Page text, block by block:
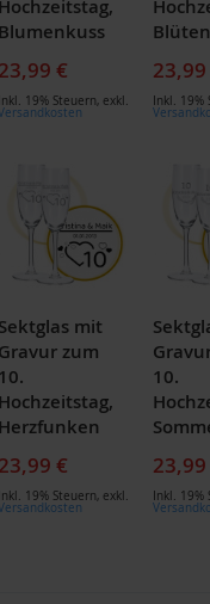
Hochzeitstag,
Blumenkuss
23,99 €
Inkl. 19% Steuern, exkl.
23,99
Inkl. 19%
Sektglas mit
Gravur zum
10.
Hochzeitstag,
Herzfunken
23,99 €
Inkl. 19% Steuern, exkl.
10.
23,99
Inkl. 19%